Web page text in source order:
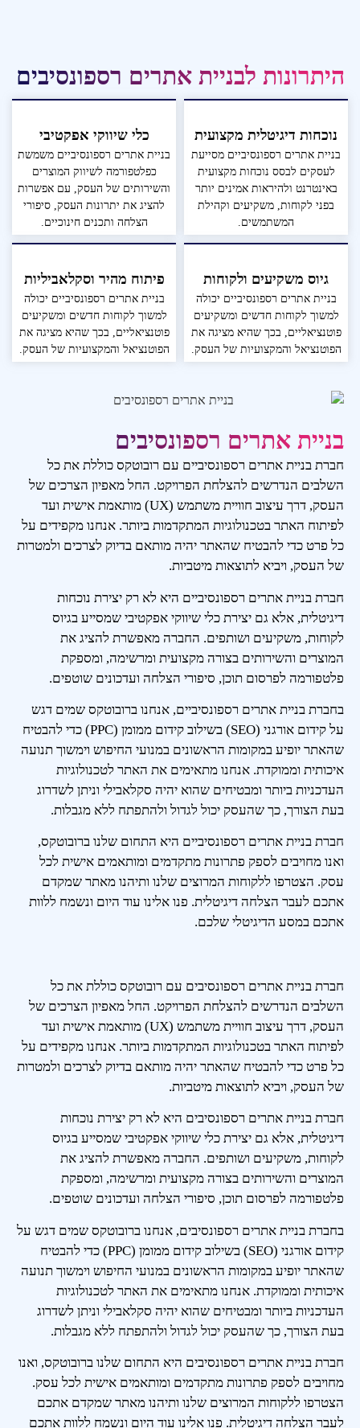
היתרונות לבניית אתרים רספונסיבים
נוכחות דיגיטלית מקצועית
בניית אתרים רספונסיביים מסייעת
לעסקים לבסס נוכחות מקצועית
באינטרנט ולהיראות אמינים יותר
בפני לקוחות, משקיעים וקהילת
המשתמשים.
כלי שיווקי אפקטיבי
בניית אתרים רספונסיביים משמשת
כפלטפורמה לשיווק המוצרים
והשירותים של העסק, עם אפשרות
להציג את יתרונות העסק, סיפורי
הצלחה ותכנים חינוכיים.
גיוס משקיעים ולקוחות
בניית אתרים רספונסיביים יכולה
למשוך לקוחות חדשים ומשקיעים
פוטנציאליים, בכך שהיא מציגה את
הפוטנציאל והמקצועיות של העסק.
פיתוח מהיר וסקלאביליות
בניית אתרים רספונסיביים יכולה
למשוך לקוחות חדשים ומשקיעים
פוטנציאליים, בכך שהיא מציגה את
הפוטנציאל והמקצועיות של העסק.
בניית אתרים רספונסיבים
חברת בניית אתרים רספונסיביים עם רובוטקס כוללת את כל
השלבים הנדרשים להצלחת הפרויקט. החל מאפיון הצרכים של
העסק, דרך עיצוב חוויית משתמש (UX) מותאמת אישית ועד
לפיתוח האתר בטכנולוגיות המתקדמות ביותר. אנחנו מקפידים על
כל פרט כדי להבטיח שהאתר יהיה מותאם בדיוק לצרכים ולמטרות
של העסק, ויביא לתוצאות מיטביות.
חברת בניית אתרים רספונסיביים היא לא רק יצירת נוכחות
דיגיטלית, אלא גם יצירת כלי שיווקי אפקטיבי שמסייע בגיוס
לקוחות, משקיעים ושותפים. החברה מאפשרת להציג את
המוצרים והשירותים בצורה מקצועית ומרשימה, ומספקת
פלטפורמה לפרסום תוכן, סיפורי הצלחה ועדכונים שוטפים.
בחברת בניית אתרים רספונסיביים, אנחנו ברובוטקס שמים דגש
על קידום אורגני (SEO) בשילוב קידום ממומן (PPC) כדי להבטיח
שהאתר יופיע במקומות הראשונים במנועי החיפוש וימשוך תנועה
איכותית וממוקדת. אנחנו מתאימים את האתר לטכנולוגיות
העדכניות ביותר ומבטיחים שהוא יהיה סקלאבילי וניתן לשדרוג
בעת הצורך, כך שהעסק יכול לגדול ולהתפתח ללא מגבלות.
חברת בניית אתרים רספונסיביים היא התחום שלנו ברובוטקס,
ואנו מחויבים לספק פתרונות מתקדמים ומותאמים אישית לכל
עסק. הצטרפו ללקוחות המרוצים שלנו ותיהנו מאתר שמקדם
אתכם לעבר הצלחה דיגיטלית. פנו אלינו עוד היום ונשמח ללוות
אתכם במסע הדיגיטלי שלכם.
חברת בניית אתרים רספונסיבים עם רובוטקס כוללת את כל
השלבים הנדרשים להצלחת הפרויקט. החל מאפיון הצרכים של
העסק, דרך עיצוב חוויית משתמש (UX) מותאמת אישית ועד
לפיתוח האתר בטכנולוגיות המתקדמות ביותר. אנחנו מקפידים על
כל פרט כדי להבטיח שהאתר יהיה מותאם בדיוק לצרכים ולמטרות
של העסק, ויביא לתוצאות מיטביות.
חברת בניית אתרים רספונסיבים היא לא רק יצירת נוכחות
דיגיטלית, אלא גם יצירת כלי שיווקי אפקטיבי שמסייע בגיוס
לקוחות, משקיעים ושותפים. החברה מאפשרת להציג את
המוצרים והשירותים בצורה מקצועית ומרשימה, ומספקת
פלטפורמה לפרסום תוכן, סיפורי הצלחה ועדכונים שוטפים.
בחברת בניית אתרים רספונסיבים, אנחנו ברובוטקס שמים דגש על
קידום אורגני (SEO) בשילוב קידום ממומן (PPC) כדי להבטיח
שהאתר יופיע במקומות הראשונים במנועי החיפוש וימשוך תנועה
איכותית וממוקדת. אנחנו מתאימים את האתר לטכנולוגיות
העדכניות ביותר ומבטיחים שהוא יהיה סקלאבילי וניתן לשדרוג
בעת הצורך, כך שהעסק יכול לגדול ולהתפתח ללא מגבלות.
חברת בניית אתרים רספונסיבים היא התחום שלנו ברובוטקס, ואנו
מחויבים לספק פתרונות מתקדמים ומותאמים אישית לכל עסק.
הצטרפו ללקוחות המרוצים שלנו ותיהנו מאתר שמקדם אתכם
לעבר הצלחה דיגיטלית. פנו אלינו עוד היום ונשמח ללוות אתכם